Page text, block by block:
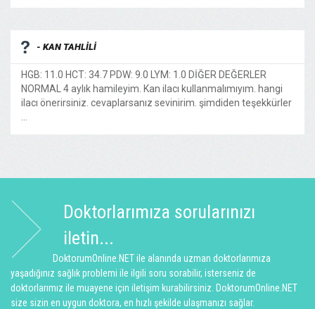
- KAN TAHLİLİ
HGB: 11.0 HCT: 34.7 PDW: 9.0 LYM: 1.0 DİĞER DEĞERLER
NORMAL 4 aylık hamileyim. Kan ilacı kullanmalımıyım. hangi
ilacı önerirsiniz. cevaplarsanız sevinirim. şimdiden teşekkürler
Doktorlarımıza sorularınızı
iletin...
DoktorumOnline.NET ile alanında uzman doktorlarımıza
yaşadığınız sağlık problemi ile ilgili soru sorabilir, isterseniz de
doktorlarımız ile muayene için iletişim kurabilirsiniz. DoktorumOnline.NET
size sizin en uygun doktora, en hızlı şekilde ulaşmanızı sağlar.